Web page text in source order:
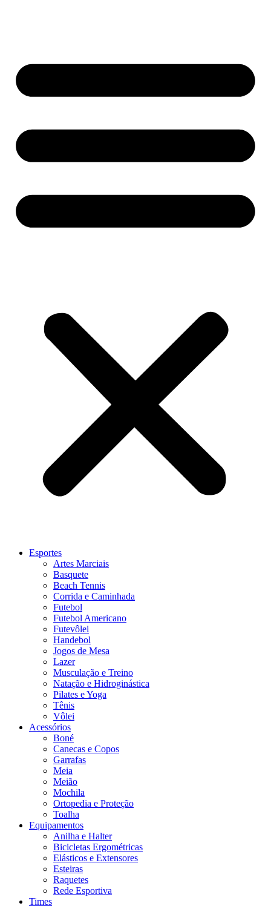
Esportes
Artes Marciais
Basquete
Beach Tennis
Corrida e Caminhada
Futebol
Futebol Americano
Futevôlei
Handebol
Jogos de Mesa
Lazer
Musculação e Treino
Natação e Hidroginástica
Pilates e Yoga
Tênis
Vôlei
Acessórios
Boné
Canecas e Copos
Garrafas
Meia
Meião
Mochila
Ortopedia e Proteção
Toalha
Equipamentos
Anilha e Halter
Bicicletas Ergométricas
Elásticos e Extensores
Esteiras
Raquetes
Rede Esportiva
Times